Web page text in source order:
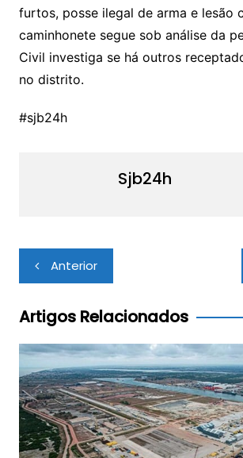
furtos, posse ilegal de arma e lesão
caminhonete segue sob análise da
Civil investiga se há outros
no distrito.
#sjb24h
Sjb24h
Navegação
de
Post
Anterior
Artigos Relacionados